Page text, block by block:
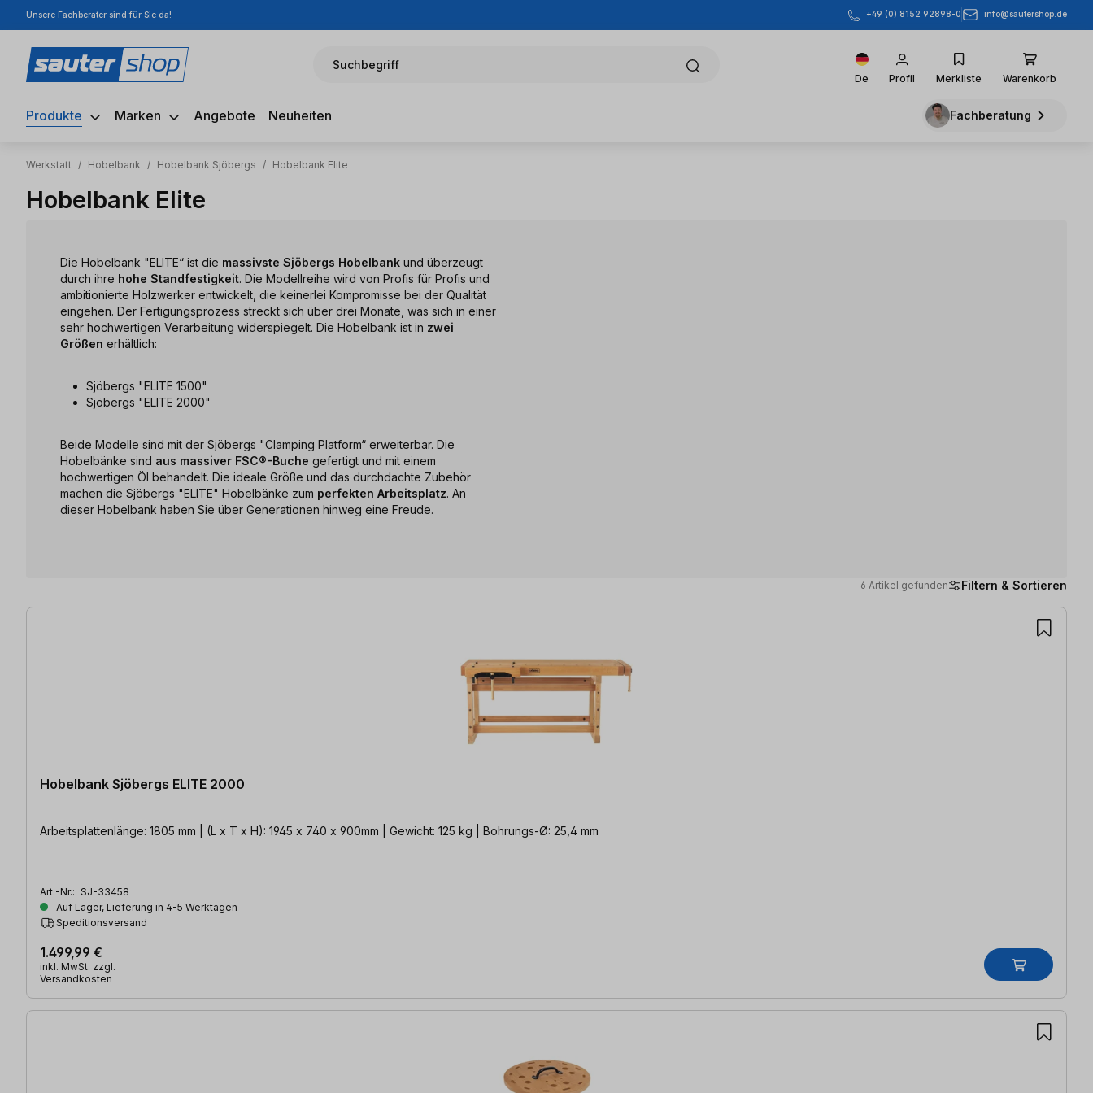
Hauptinhalt springen
Zur Suche springen
Zur Hauptnavigation springen
Unsere Fachberater sind für Sie da! +49 (0) 8152 92898-0 info@sautershop.de
Suchbegriff
De Profil Merkliste Warenkorb
Produkte Marken Angebote Neuheiten Fachberatung
Werkstatt / Hobelbank / Hobelbank Sjöbergs / Hobelbank Elite
Hobelbank Elite
Die Hobelbank "ELITE“ ist die massivste Sjöbergs Hobelbank und überzeugt
durch ihre hohe Standfestigkeit. Die Modellreihe wird von Profis für Profis und
ambitionierte Holzwerker entwickelt, die keinerlei Kompromisse bei der Qualität
eingehen. Der Fertigungsprozess streckt sich über drei Monate, was sich in einer
sehr hochwertigen Verarbeitung widerspiegelt. Die Hobelbank ist in zwei
Größen erhältlich:
Sjöbergs "ELITE 1500"
Sjöbergs "ELITE 2000"
Beide Modelle sind mit der Sjöbergs "Clamping Platform“ erweiterbar. Die
Hobelbänke sind aus massiver FSC®-Buche gefertigt und mit einem
hochwertigen Öl behandelt. Die ideale Größe und das durchdachte Zubehör
machen die Sjöbergs "ELITE" Hobelbänke zum perfekten Arbeitsplatz. An
dieser Hobelbank haben Sie über Generationen hinweg eine Freude.
6 Artikel gefunden Filtern & Sortieren
6 Artikel gefunden
Hobelbank Sjöbergs ELITE 2000
Arbeitsplattenlänge: 1805 mm | (L x T x H): 1945 x 740 x 900mm | Gewicht: 125 kg | Bohrungs-Ø: 25,4 mm
Art.-Nr.: SJ-33458
Auf Lager, Lieferung in 4-5 Werktagen
Speditionsversand
1.499,99 €
inkl. MwSt. zzgl.
Versandkosten